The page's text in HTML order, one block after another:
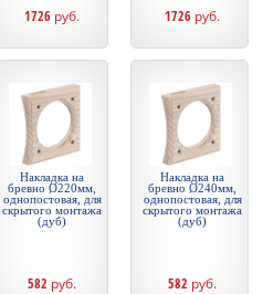
1726 руб. 1726 руб.
Накладка на
бревно Ø220мм,
однопостовая, для
скрытого монтажа
(дуб)
582 руб.
Накладка на
бревно Ø240мм,
однопостовая, для
скрытого монтажа
(дуб)
582 руб.